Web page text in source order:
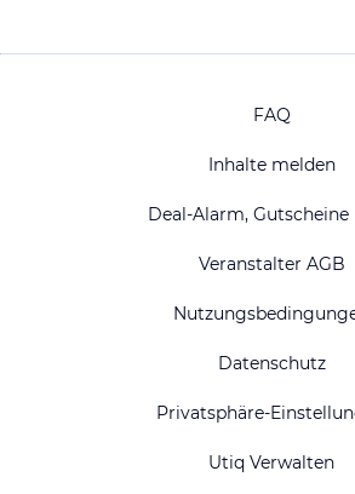
FAQ
Inhalte melden
Deal-Alarm, Gutscheine
Veranstalter AGB
Datenschutz
Privatsphäre-
Utiq Verwalten